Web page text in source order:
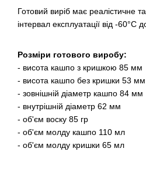
Готовий виріб має реалістичне
інтервал експлуатації від -60°C
Розміри готового виробу:
- висота кашпо з кришкою 85 мм
- висота кашпо без кришки 53 мм
- зовнішній діаметр кашпо 84 мм
- внутрішній діаметр 62 мм
- об'єм воску 85 гр
- об'єм молду кашпо 110 мл
- об'єм молду кришки 65 мл